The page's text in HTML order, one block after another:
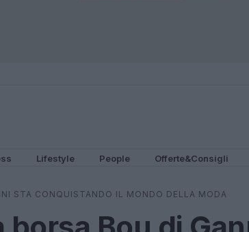
Lifestyle People Offerte&Consigli
STA CONQUISTANDO IL MONDO DELLA MODA